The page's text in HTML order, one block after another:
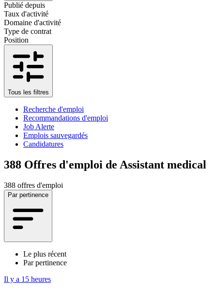
Publié depuis
Taux d'activité
Domaine d'activité
Type de contrat
Position
Tous les filtres
Recherche d'emploi
Recommandations d'emploi
Job Alerte
Emplois sauvegardés
Candidatures
388 Offres d'emploi de Assistant medical
388 offres d'emploi
Par pertinence
Le plus récent
Par pertinence
Il y a 15 heures